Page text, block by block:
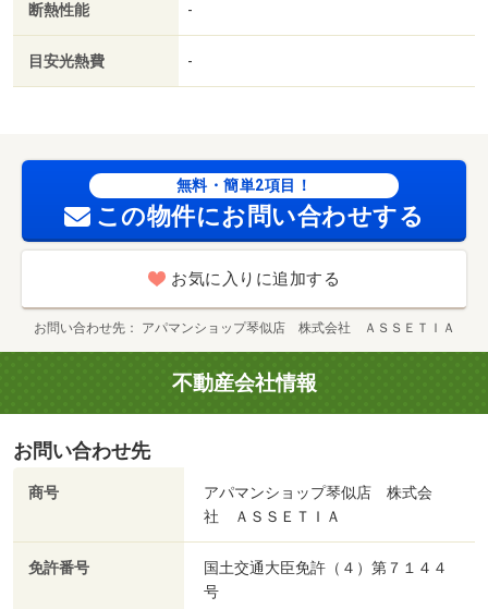
断熱性能 -
目安光熱費 -
無料・簡単2項目！
この物件にお問い合わせする
お気に入りに追加する
お問い合わせ先 アパマンショップ琴似店 株式会社 ＡＳＳＥＴＩＡ
不動産会社情報
お問い合わせ先
商号
アパマンショップ琴似店 株式会
社 ＡＳＳＥＴＩＡ
免許番号
国土交通大臣免許（４）第７１４４
号